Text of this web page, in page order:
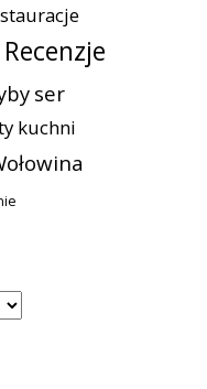
Recenzje
ser
kuchni